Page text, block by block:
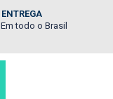
ENTREGA
Em todo o Brasil